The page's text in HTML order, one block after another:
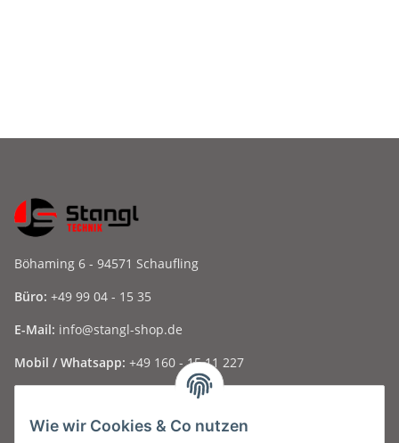
Wie wir Cookies & Co nutzen
Böhaming 6 - 94571 Schaufling
Büro: +49 99 04 - 15 35
E-Mail: info@stangl-shop.de
Mobil / Whatsapp: +49 160 - 15 11 227